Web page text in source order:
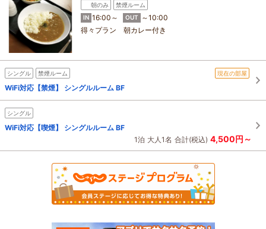
朝のみ
禁煙ルーム
IN 16:00～ OUT
～10:00
得々プラン 朝カレー付き
シングル 禁煙ルーム 現在の部屋
WiFi対応【禁煙】 シングルルーム BF
シングル
WiFi対応【喫煙】 シングルルーム BF
1泊 大人1名 合計(税込) 4,500円～